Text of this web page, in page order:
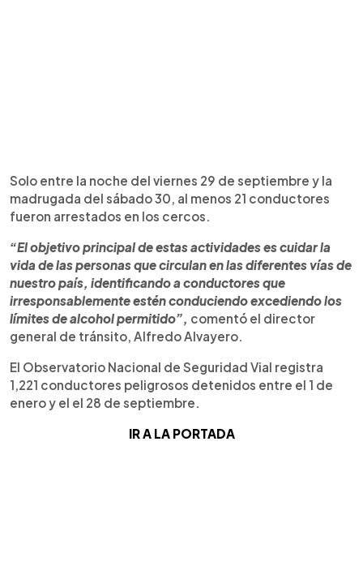
Solo entre la noche del viernes 29 de septiembre y la
madrugada del sábado 30, al menos 21 conductores
fueron arrestados en los cercos.
“El objetivo principal de estas actividades es cuidar la
vida de las personas que circulan en las diferentes vías de
nuestro país, identificando a conductores que
irresponsablemente estén conduciendo excediendo los
límites de alcohol permitido”, comentó el director
general de tránsito, Alfredo Alvayero.
El Observatorio Nacional de Seguridad Vial registra
1,221 conductores peligrosos detenidos entre el 1 de
enero y el el 28 de septiembre.
IR A LA PORTADA